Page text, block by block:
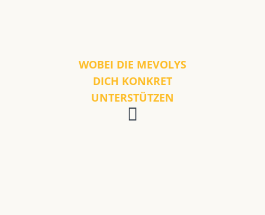
WOBEI DIE MEVOLYS
DICH KONKRET
UNTERSTÜTZEN